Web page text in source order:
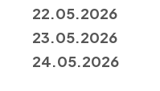
22.05.2026
23.05.2026
24.05.2026